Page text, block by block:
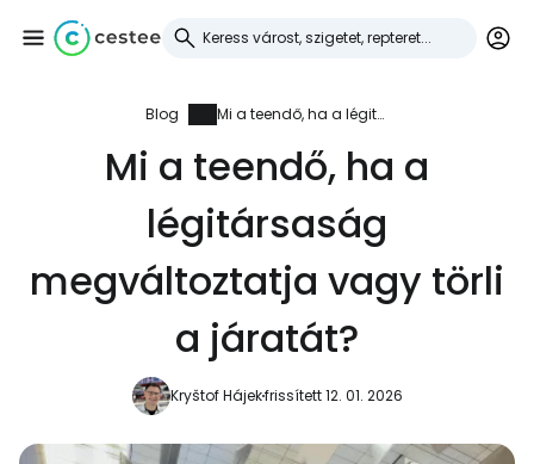
Blog Mi a teendő, ha a légitársaság megváltoztatja vagy törli a járatát?
Mi a teendő, ha a
légitársaság
megváltoztatja vagy törli
a járatát?
Kryštof Hájekfrissített 12. 01. 2026
Bejelentkezés a
Cestee-be
... az utazási közösség világszerte
Folytatás a Google-lal